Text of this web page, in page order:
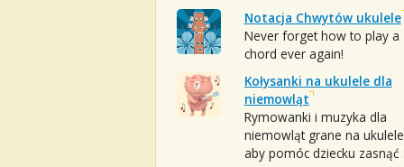
Notacja Chwytów ukulele
Never forget how to play a
chord ever again!
Kołysanki na ukulele dla
niemowląt
Rymowanki i muzyka dla
niemowląt grane na
aby pomóc dziecku zasnąć